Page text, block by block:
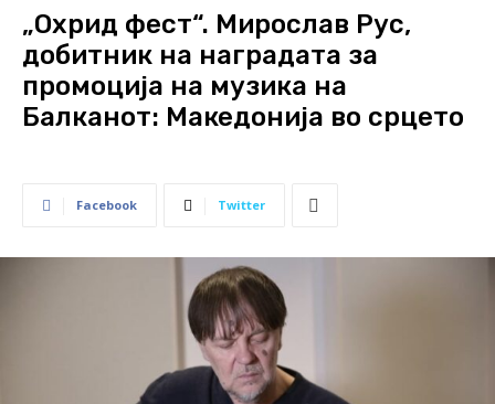
„Охрид фест“. Мирослав Рус,
добитник на наградата за
промоција на музика на
Балканот: Македонија во срцето
Facebook Twitter